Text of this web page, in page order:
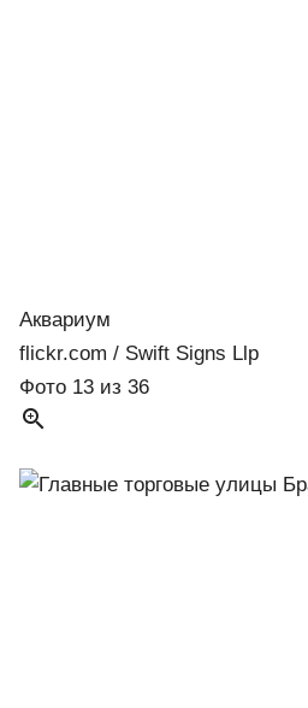
Аквариум
flickr.com / Swift Signs Llp
Фото 13 из 36
